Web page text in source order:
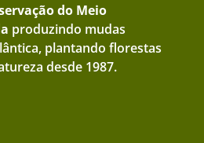
do Meio
produzindo mudas
plantando florestas
desde 1987.